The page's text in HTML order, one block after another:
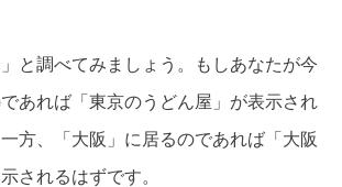
と調べてみましょう。もしあなたが今
であれば「東京のうどん屋」が表示され
方、「大阪」に居るのであれば「大阪
されるはずです。